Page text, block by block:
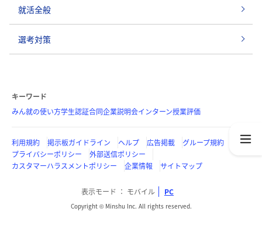
就活全般
選考対策
キーワード
みん就の使い方学生認証合同企業説明会インターン授業評価
利用規約 掲示板ガイドライン ヘルプ 広告掲載
グループ規約
プライバシーポリシー
外部送信ポリシー
カスタマーハラスメントポリシー
企業情報 サイトマップ
表示モード モバイル PC
Copyright © Minshu Inc. All rights reserved.